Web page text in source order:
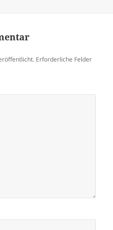
Erforderliche Felder